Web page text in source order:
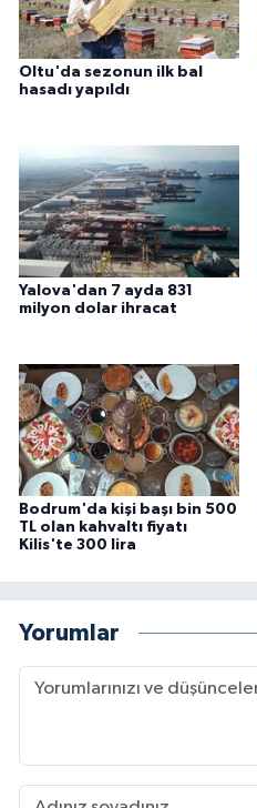
Oltu'da sezonun ilk bal
hasadı yapıldı
Yalova'dan 7 ayda 831
milyon dolar ihracat
Bodrum'da kişi başı bin 500
TL olan kahvaltı fiyatı
Kilis'te 300 lira
Yorumlar